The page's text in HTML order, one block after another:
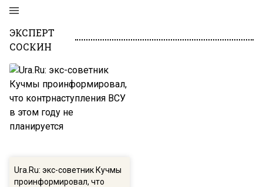
ЭКСПЕРТ
СОСКИН
Ura.Ru: экс-советник Кучмы
проинформировал, что